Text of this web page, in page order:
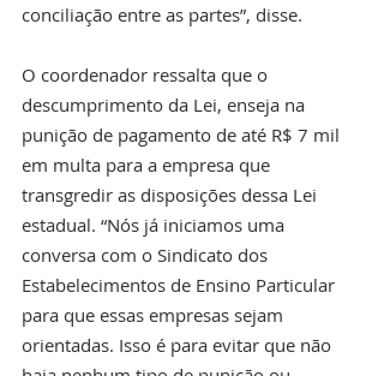
conciliação entre as partes”, disse.
O coordenador ressalta que o
descumprimento da Lei, enseja na
punição de pagamento de até R$ 7 mil
em multa para a empresa que
transgredir as disposições dessa Lei
estadual. “Nós já iniciamos uma
conversa com o Sindicato dos
Estabelecimentos de Ensino Particular
para que essas empresas sejam
orientadas. Isso é para evitar que não